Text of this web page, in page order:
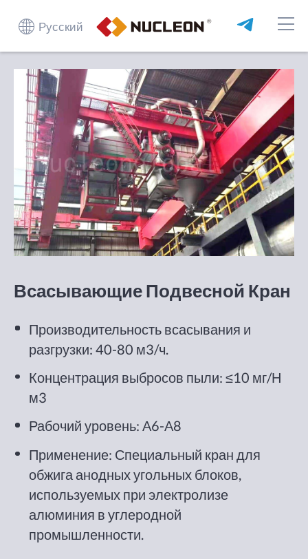
Русский
Всасывающие Подвесной Кран
Производительность всасывания и
разгрузки: 40-80 м3/ч.
Концентрация выбросов пыли: ≤10 мг/Н
м3
Рабочий уровень: А6-А8
Применение: Специальный кран для
обжига анодных угольных блоков,
используемых при электролизе
алюминия в углеродной
промышленности.